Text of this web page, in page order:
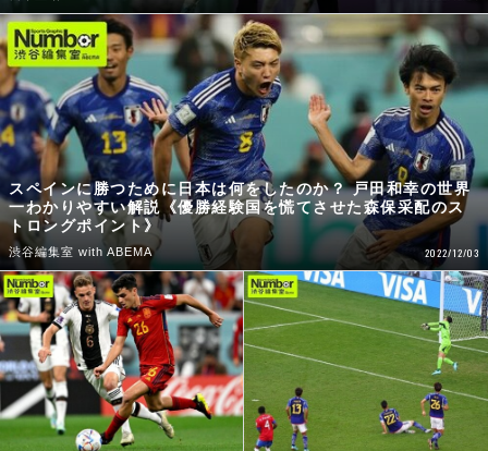
スペインに勝つために日本は何をしたのか？ 戸田和幸の世界
一わかりやすい解説《優勝経験国を慌てさせた森保采配のス
トロングポイント》
渋谷編集室 with ABEMA 2022/12/03